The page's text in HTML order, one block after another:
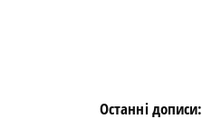
Останні дописи: